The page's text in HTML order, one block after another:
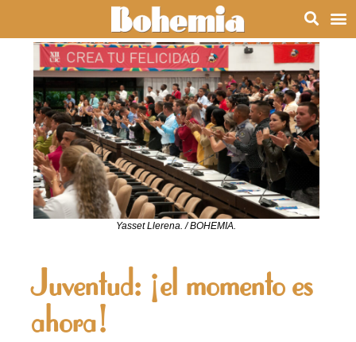
Yasset Llerena. / BOHEMIA.
Juventud: ¡el momento es
ahora!